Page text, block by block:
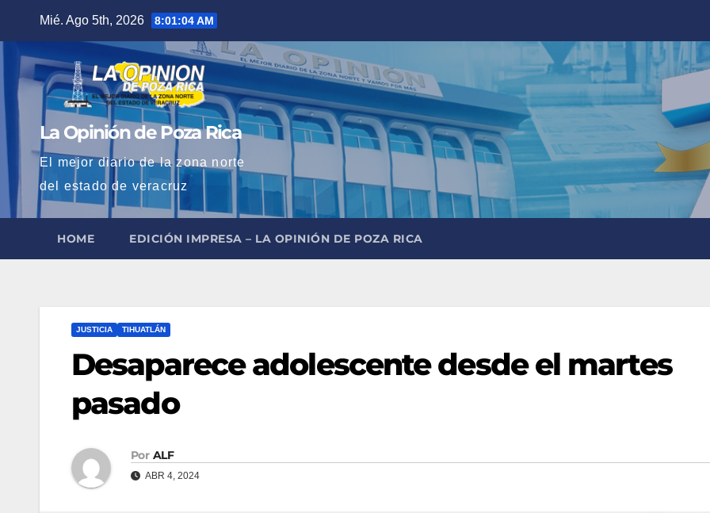
contenido
Mié. Ago 5th, 2026 8:01:05 AM
La Opinión de Poza Rica
El mejor diario de la zona norte
del estado de veracruz
HOME EDICIÓN IMPRESA – LA OPINIÓN DE POZA RICA
JUSTICIA TIHUATLÁN
Desaparece adolescente desde el martes
pasado
Por ALF
ABR 4, 2024